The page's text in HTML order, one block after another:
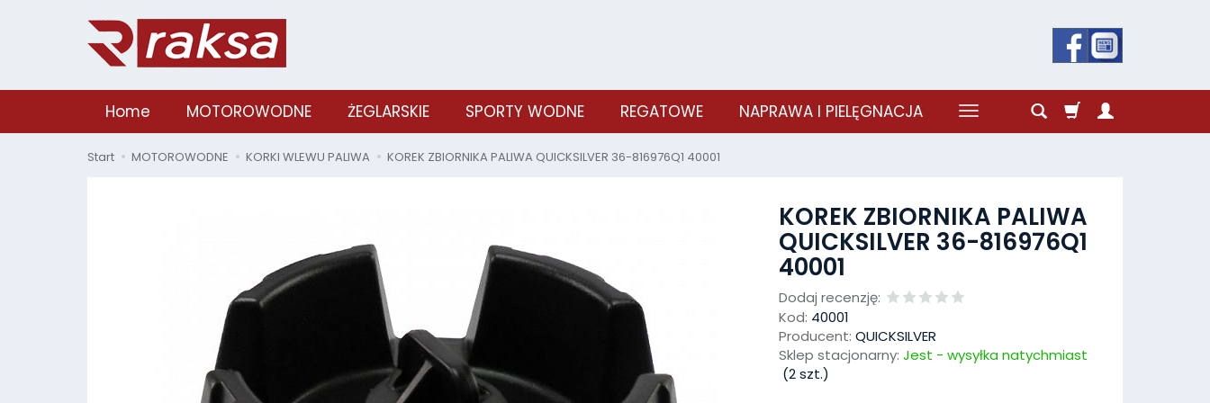
Home MOTOROWODNE ŻEGLARSKIE SPORTY WODNE REGATOWE NAPRAWA I PIELĘGNACJA
Start MOTOROWODNE KORKI WLEWU PALIWA KOREK ZBIORNIKA PALIWA QUICKSILVER 36-816976Q1 40001
KOREK ZBIORNIKA PALIWA
QUICKSILVER 36-816976Q1
40001
Dodaj recenzję:
Kod: 40001
Producent: QUICKSILVER
Sklep stacjonarny: Jest - wysyłka natychmiast
(2szt.)